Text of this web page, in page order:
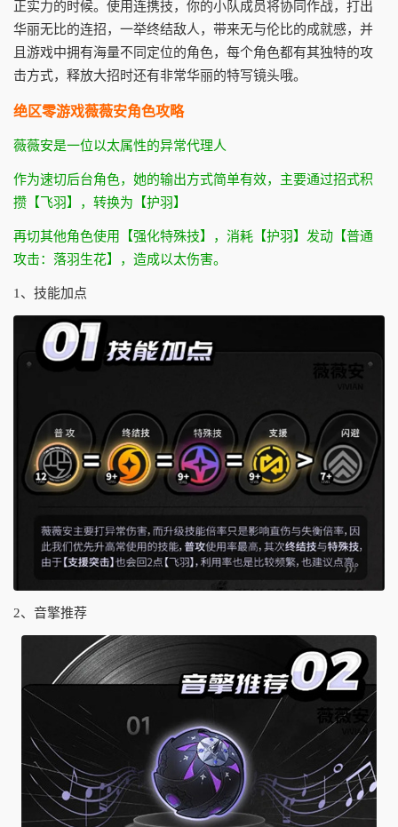
正实力的时候。使用连携技，你的小队成员将协同作战，打出
华丽无比的连招，一举终结敌人，带来无与伦比的成就感，并
且游戏中拥有海量不同定位的角色，每个角色都有其独特的攻
击方式，释放大招时还有非常华丽的特写镜头哦。
绝区零游戏薇薇安角色攻略
薇薇安是一位以太属性的异常代理人
作为速切后台角色，她的输出方式简单有效，主要通过招式积
攒【飞羽】，转换为【护羽】
再切其他角色使用【强化特殊技】，消耗【护羽】发动【普通
攻击：落羽生花】，造成以太伤害。
1、技能加点
2、音擎推荐